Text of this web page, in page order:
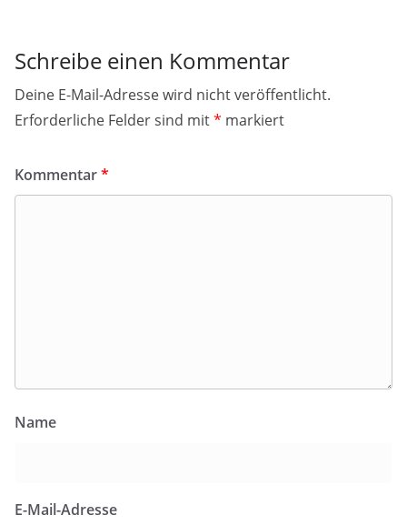
Schreibe einen Kommentar
Deine E-Mail-Adresse wird nicht veröffentlicht.
Erforderliche Felder sind mit* markiert
Kommentar*
Name
E-Mail-Adresse